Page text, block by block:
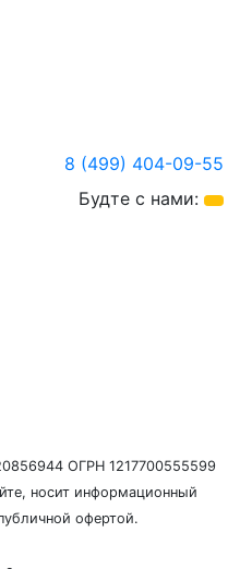
ОГРН 1217700555599
носит информационный
офертой.
8 (499) 404-09-55
Будте с нами: